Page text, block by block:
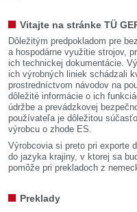
Vitajte na stránke TÜ
Dôležitým predpokladom pre
a hospodárne využitie strojov,
ich technickej dokumentácie.
ich výrobných liniek schádzali
prostredníctvom návodov na
dôležité informácie o ich
údržbe a prevádzkovej
používateľa je dôležitou
výrobcu o zhode ES.
Výrobcovia si preto pri exporte
do jazyka krajiny, v ktorej sa
pomôže pri prekladoch z
Preklady